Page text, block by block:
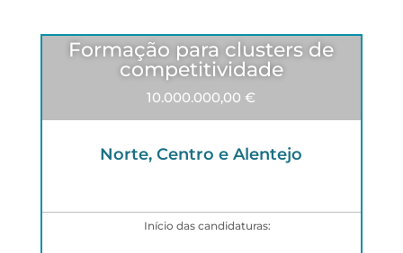
Formação para clusters de
competitividade
10.000.000,00 €
Norte, Centro e Alentejo
Início das candidaturas: